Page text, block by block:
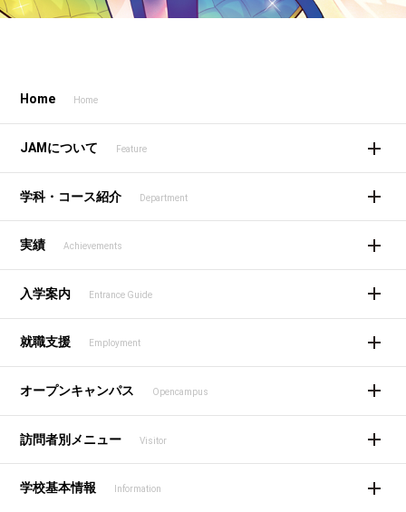
Home Home
JAMについて Feature
学科・コース紹介 Department
実績 Achievements
入学案内 Entrance Guide
就職支援 Employment
オープンキャンパス Opencampus
訪問者別メニュー Visitor
学校基本情報 Information